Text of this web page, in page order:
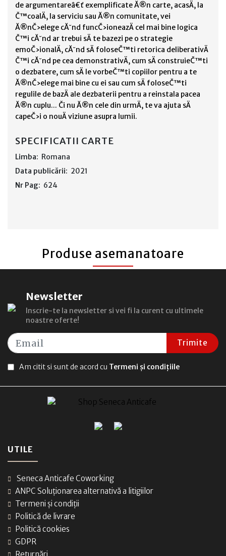
de argumentareâ€ť exemplificate Ă®n carte, acasÄ, la
Č™coalÄ, la serviciu sau Ă®n comunitate, vei
Ă®nČ›elege cĂ˘nd funcČ›ioneazÄ cel mai bine logica
Č™i cĂ˘nd ar trebui sÄ te bazezi pe o strategie
emoČ›ionalÄ, cĂ˘nd sÄ foloseČ™ti retorica deliberativÄ
Č™i cĂ˘nd pe cea demonstrativÄ, cum sÄ construieČ™ti
o dezbatere, cum sÄ le vorbeČ™ti copiilor pentru a te
Ă®nČ›elege mai bine cu ei sau cum sÄ foloseČ™ti
regulile de bazÄ ale dezbaterii pentru a reinstala pacea
Ă®n cuplu... Či nu Ă®n cele din urmÄ, te va ajuta sÄ
capeČ›i o nouÄ viziune asupra lumii.
SPECIFICATII CARTE
Limba: Romana
Data publicării: 2021
Nr Pag: 624
Produse asemanatoare
Newsletter
Inscrie-te la newsletter si vei fi la curent cu ultimele
noastre oferte!
Trimite
Am citit si sunt de acord cu Termeni și condițiile
UTILE
Seneca Anticafe Coworking
ANPC Soluționarea alternativă a litigiilor
Termeni și condiții
Politică de livrare
Politică cookies
GDPR